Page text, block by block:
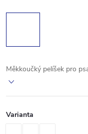
Měkkoučký pelíšek pro
Varianta